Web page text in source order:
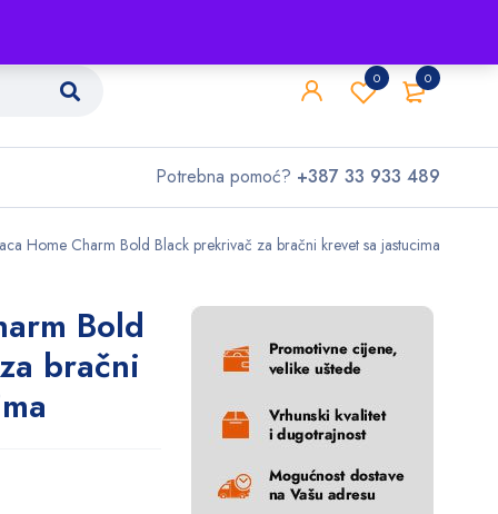
0
0
Potrebna pomoć? +387 33 933 489
Home Charm Bold Black prekrivač za bračni krevet sa jastucima
Bold
bračni